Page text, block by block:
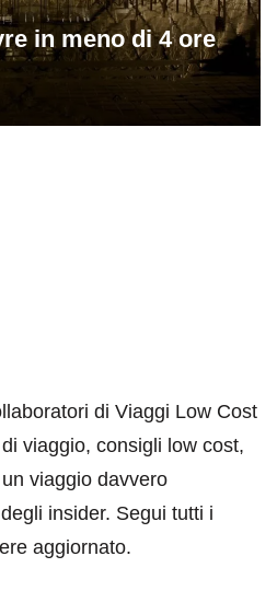
in meno di 4 ore
di Viaggi Low Cost
viaggio, consigli low cost,
viaggio davvero
insider. Segui tutti i
aggiornato.